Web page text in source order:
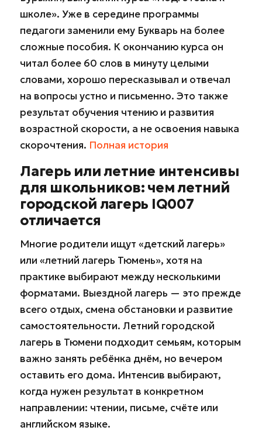
школе». Уже в середине программы
педагоги заменили ему Букварь на более
сложные пособия. К окончанию курса он
читал более 60 слов в минуту целыми
словами, хорошо пересказывал и отвечал
на вопросы устно и письменно. Это также
результат обучения чтению и развития
возрастной скорости, а не освоения навыка
скорочтения. Полная история
Лагерь или летние интенсивы
для школьников: чем летний
городской лагерь IQ007
отличается
Многие родители ищут «детский лагерь»
или «летний лагерь Тюмень», хотя на
практике выбирают между несколькими
форматами. Выездной лагерь — это прежде
всего отдых, смена обстановки и развитие
самостоятельности. Летний городской
лагерь в Тюмени подходит семьям, которым
важно занять ребёнка днём, но вечером
оставить его дома. Интенсив выбирают,
когда нужен результат в конкретном
направлении: чтении, письме, счёте или
английском языке.